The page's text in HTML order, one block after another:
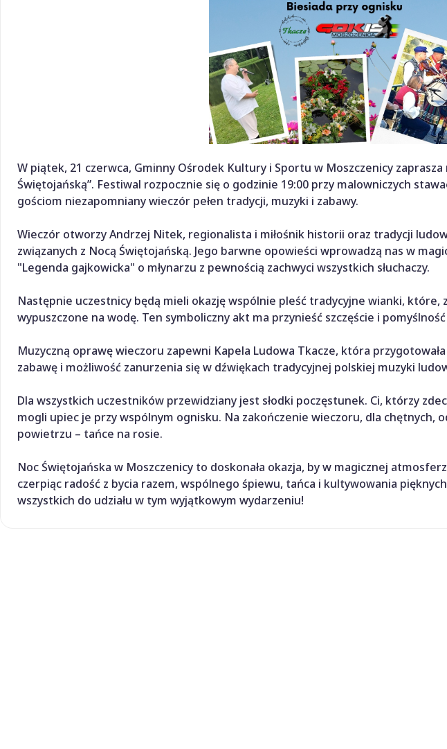
W piątek, 21 czerwca, Gminny Ośrodek Kultury i Sportu w Moszczenicy
Świętojańską”. Festiwal rozpocznie się o godzinie 19:00 przy malowniczych
gościom niezapomniany wieczór pełen tradycji, muzyki i zabawy.
Wieczór otworzy Andrzej Nitek, regionalista i miłośnik historii oraz tradycji
związanych z Nocą Świętojańską. Jego barwne opowieści wprowadzą nas w
"Legenda gajkowicka" o młynarzu z pewnością zachwyci wszystkich słuchaczy.
Następnie uczestnicy będą mieli okazję wspólnie pleść tradycyjne wianki, które,
wypuszczone na wodę. Ten symboliczny akt ma przynieść szczęście i
Muzyczną oprawę wieczoru zapewni Kapela Ludowa Tkacze, która
zabawę i możliwość zanurzenia się w dźwiękach tradycyjnej polskiej muzyki
Dla wszystkich uczestników przewidziany jest słodki poczęstunek. Ci, którzy
mogli upiec je przy wspólnym ognisku. Na zakończenie wieczoru, dla chętnych,
powietrzu – tańce na rosie.
Noc Świętojańska w Moszczenicy to doskonała okazja, by w magicznej
czerpiąc radość z bycia razem, wspólnego śpiewu, tańca i kultywowania
wszystkich do udziału w tym wyjątkowym wydarzeniu!